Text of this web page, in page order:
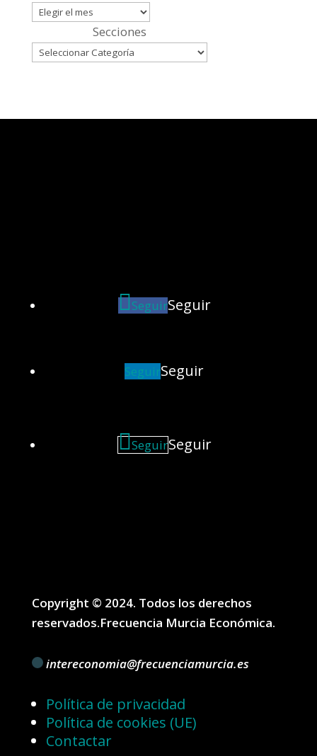
Secciones
SeguirSeguir
SeguirSeguir
SeguirSeguir
Copyright © 2024. Todos los derechos
reservados.Frecuencia Murcia Económica.
intereconomia@frecuenciamurcia.es
Política de privacidad
Política de cookies (UE)
Contactar